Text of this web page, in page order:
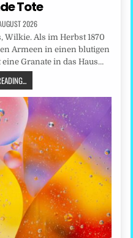
Tote
2026
Als im Herbst 1870
Armeen in einen blutigen
Granate in das Haus…